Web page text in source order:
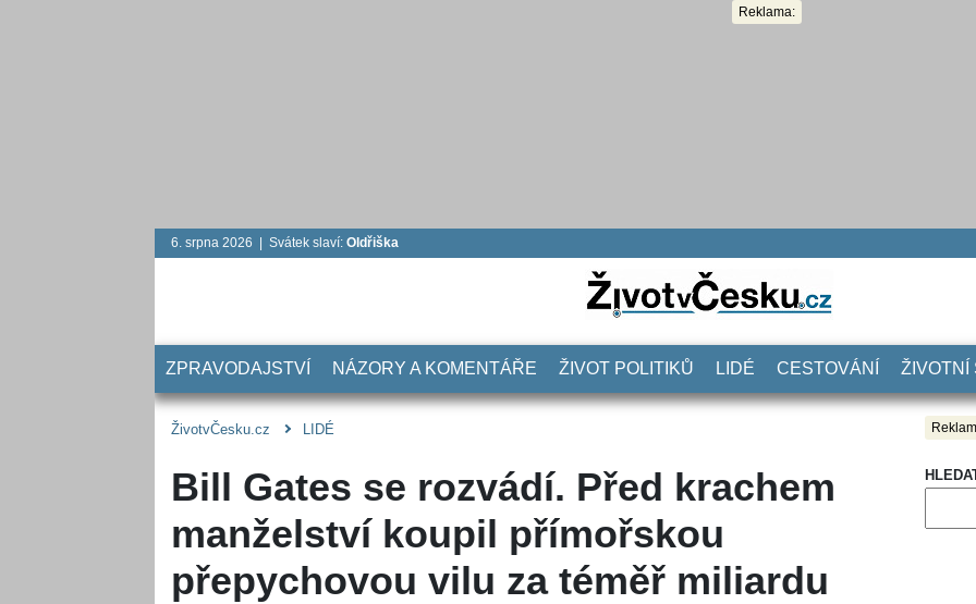
Reklama:
6. srpna 2026 | Svátek slaví: Oldřiška
ZPRAVODAJSTVÍ NÁZORY A KOMENTÁŘE ŽIVOT POLITIKŮ LIDÉ CESTOVÁNÍ ŽIVOTNÍ
ŽivotvČesku.cz LIDÉ
Bill Gates se rozvádí. Před krachem
manželství koupil přímořskou
přepychovou vilu za téměř miliardu